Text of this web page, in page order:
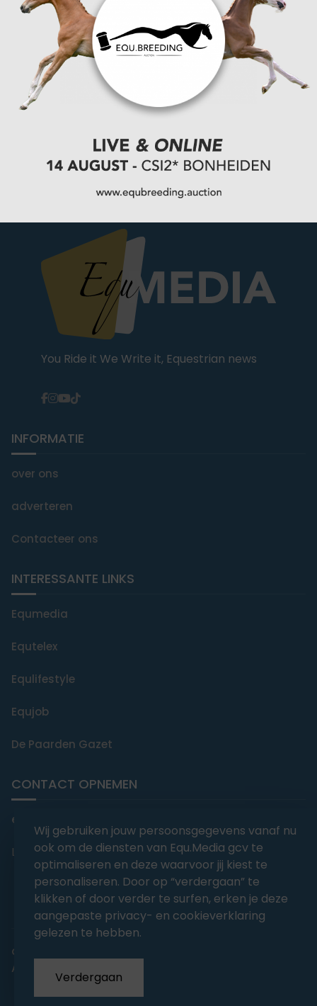
Regionale dressuurresultaten van vorig weekend
VOLGENDE
Wathelet beste Belg eerste manche WK 7-
jarigen
You Ride it We Write it, Equestrian news
INFORMATIE
over ons
adverteren
Contacteer ons
INTERESSANTE LINKS
Equmedia
Equtelex
Equlifestyle
Equjob
De Paarden Gazet
CONTACT OPNEMEN
editorial@equmedia.be
Langendamdreef 22 9880 Aalter België
Copyrights 2026EQU.MEDIA BV
WithLovefrom our team.
abonnementsvoorwaarden
Algemene voorwaarden
Wij gebruiken jouw persoonsgegevens vanaf nu
ook om de diensten van Equ.Media gcv te
optimaliseren en deze waarvoor jij kiest te
personaliseren. Door op “verdergaan” te
klikken of door verder te surfen, erken je deze
aangepaste privacy- en cookieverklaring
gelezen te hebben.
Verdergaan